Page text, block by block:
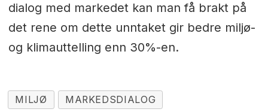
dialog med markedet kan man få brakt på
det rene om dette unntaket gir bedre miljø-
og klimauttelling enn 30%-en.
MILJØ MARKEDSDIALOG